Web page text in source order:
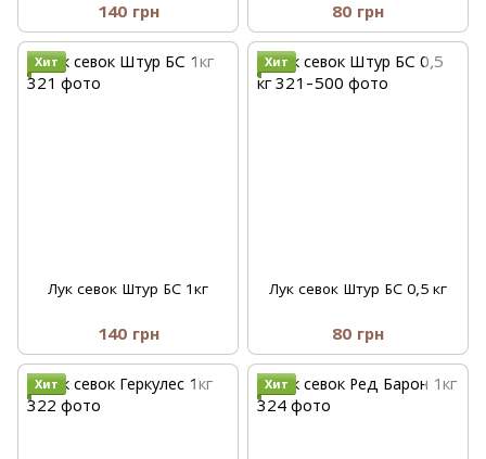
140 грн 80 грн
Хит
Лук севок Штур БС 1кг
140 грн
Хит
Лук севок Штур БС 0,5 кг
80 грн
Хит Хит